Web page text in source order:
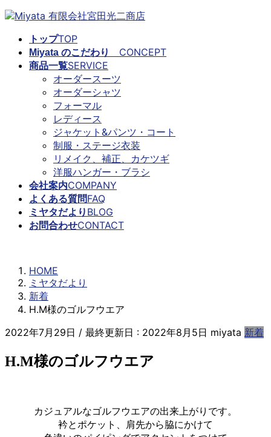
コ
ナ
トップTOP
Miyata のこだわり CONCEPT
商品一覧SERVICE
オーダースーツ
オーダーシャツ
フォーマル
レディース
ジャケット&パンツ・コート
制服・ステージ衣装
リメイク、補正、カケツギ
洋服ハンガー・ブラシ
会社案内COMPANY
よくある質問FAQ
ミヤタだより BLOG
お問合わせCONTACT
HOME
ミヤタだより
新着
H.M様のゴルフウエア
2022年7月29日 / 最終更新日 : 2022年8月5日 miyata 新着
H.M様のゴルフウエア
カジュアルなゴルフウエアの出来上がりです。
衿とポケット、肩先から脇にかけて